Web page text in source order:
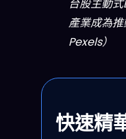
台股主動
產業成為
Pexels）
快速精